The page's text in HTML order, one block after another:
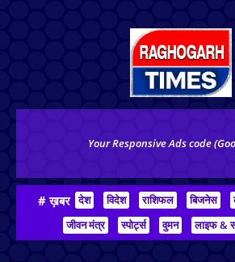
Your Responsive Ads code
# ख़बर देश विदेश राशिफल बिजनेस
जीवन मंत्र
स्पोर्ट्स वुमन लाइफ &